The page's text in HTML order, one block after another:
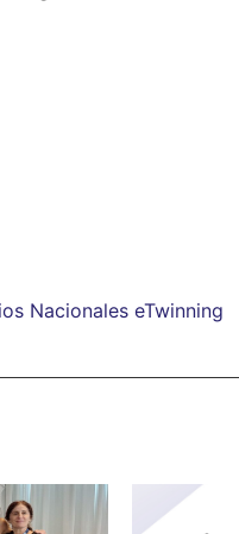
Nacionales eTwinning